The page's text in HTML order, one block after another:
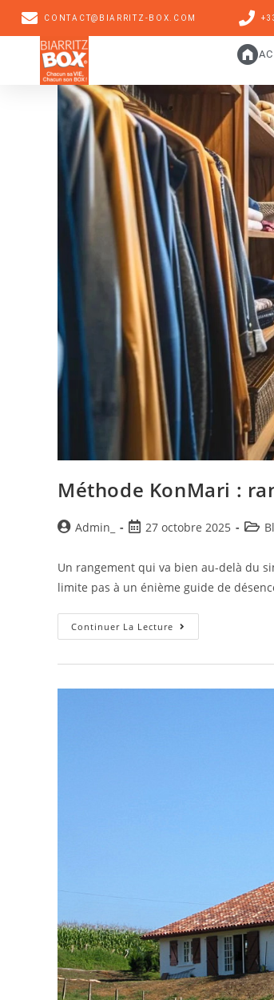
CONTACT@BIARRITZ-BOX.COM
Méthode KonMari :
Admin_ 27 octobre 2025
Un rangement qui va bien au-delà du
limite pas à un énième guide de
Continuer La Lecture